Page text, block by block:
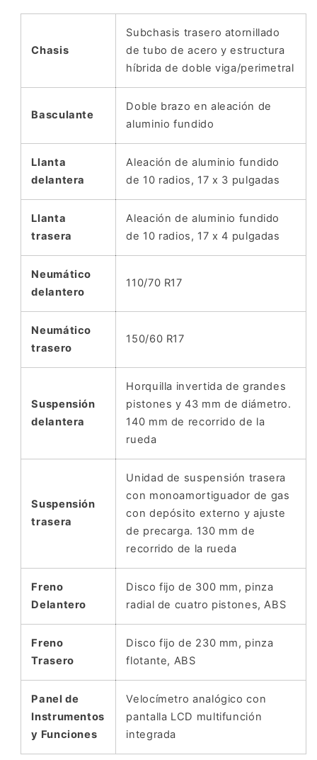
Chasis
Subchasis trasero atornillado
de tubo de acero y estructura
híbrida de doble viga/perimetral
Basculante
Doble brazo en aleación de
aluminio fundido
Llanta
delantera
Aleación de aluminio fundido
de 10 radios, 17 x 3 pulgadas
Llanta
trasera
Aleación de aluminio fundido
de 10 radios, 17 x 4 pulgadas
Neumático
delantero
110/70 R17
Neumático
trasero
150/60 R17
Suspensión
delantera
Horquilla invertida de grandes
pistones y 43 mm de diámetro.
140 mm de recorrido de la
rueda
Suspensión
trasera
Unidad de suspensión trasera
con monoamortiguador de gas
con depósito externo y ajuste
de precarga. 130 mm de
recorrido de la rueda
Freno
Delantero
Disco fijo de 300 mm, pinza
radial de cuatro pistones, ABS
Freno
Trasero
Disco fijo de 230 mm, pinza
flotante, ABS
Panel de
Instrumentos
y Funciones
Velocímetro analógico con
pantalla LCD multifunción
integrada